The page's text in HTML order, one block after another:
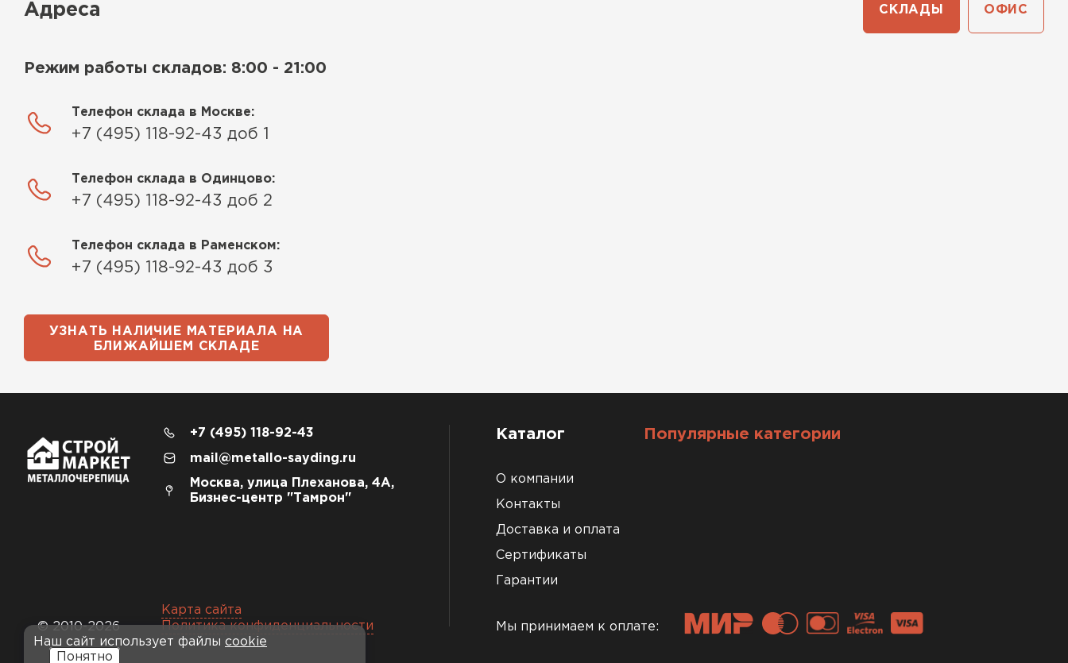
Адреса СКЛАДЫ ОФИС
Режим работы складов: 8:00 - 21:00
Телефон склада в Москве:
+7 (495) 118-92-43 доб 1
Телефон склада в Одинцово:
+7 (495) 118-92-43 доб 2
Телефон склада в Раменском:
+7 (495) 118-92-43 доб 3
УЗНАТЬ НАЛИЧИЕ МАТЕРИАЛА НА
БЛИЖАЙШЕМ СКЛАДЕ
© 2010-2026
+7 (495) 118-92-43
mail@metallo-sayding.ru
Москва, улица Плеханова, 4А,
Бизнес-центр "Тамрон"
Карта сайта
Политика конфиденциальности
Каталог
О компании
Контакты
Доставка и оплата
Сертификаты
Гарантии
Популярные категории
Мы принимаем к оплате:
Наш сайт использует файлы cookie
Понятно